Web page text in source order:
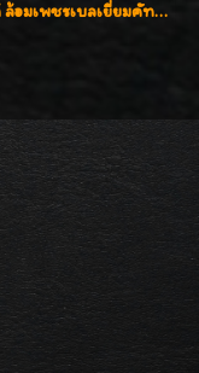
จี้หยกแท้ ล้อมเพชรเบลเยี่ยมคัท ราคาพิเศษไม่แพงค่ะ